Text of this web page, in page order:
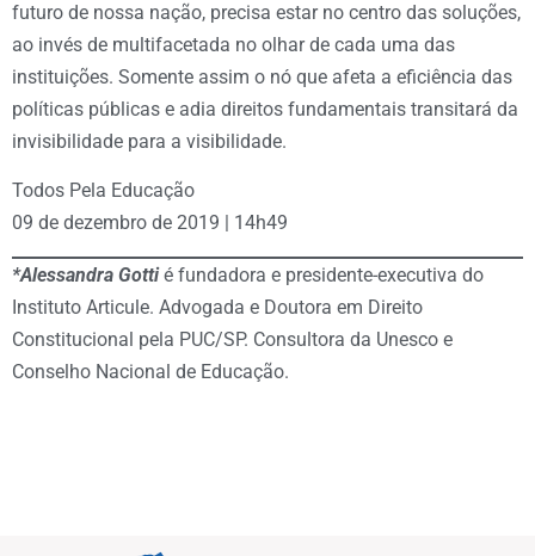
futuro de nossa nação, precisa estar no centro das soluções,
ao invés de multifacetada no olhar de cada uma das
instituições. Somente assim o nó que afeta a eficiência das
políticas públicas e adia direitos fundamentais transitará da
invisibilidade para a visibilidade.
Todos Pela Educação
09 de dezembro de 2019 | 14h49
*Alessandra Gottié fundadora e presidente-executiva do
Instituto Articule. Advogada e Doutora em Direito
Constitucional pela PUC/SP. Consultora da Unesco e
Conselho Nacional de Educação.